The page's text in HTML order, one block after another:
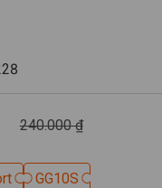
240.000 ₫
GG10S
GG10S